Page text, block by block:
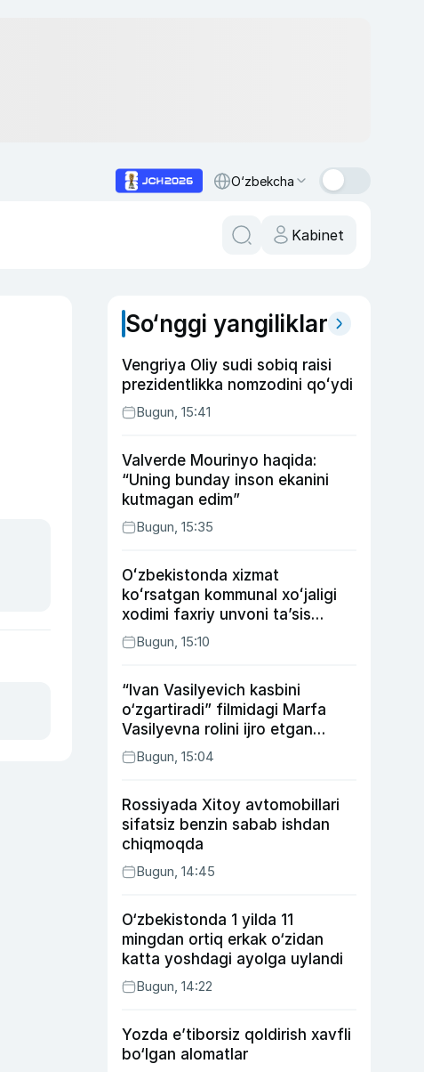
O‘zbekcha
Kabinet
So‘nggi yangiliklar
Vengriya Oliy sudi sobiq raisi
prezidentlikka nomzodini qoʻydi
Bugun, 15:41
Valverde Mourinyo haqida:
“Uning bunday inson ekanini
kutmagan edim”
Bugun, 15:35
Oʻzbekistonda xizmat
koʻrsatgan kommunal xoʻjaligi
xodimi faxriy unvoni taʼsis
etilishi mumkin
Bugun, 15:10
“Ivan Vasilyevich kasbini
o‘zgartiradi” filmidagi Marfa
Vasilyevna rolini ijro etgan
aktrisaning taqdiri qanday
kechdi?
Bugun, 15:04
Rossiyada Xitoy avtomobillari
sifatsiz benzin sabab ishdan
chiqmoqda
Bugun, 14:45
O‘zbekistonda 1 yilda 11
mingdan ortiq erkak o‘zidan
katta yoshdagi ayolga uylandi
Bugun, 14:22
Yozda e’tiborsiz qoldirish xavfli
bo‘lgan alomatlar